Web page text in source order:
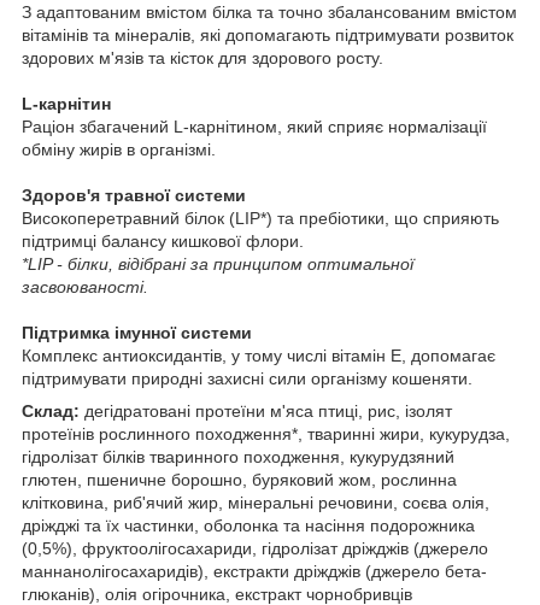
З адаптованим вмістом білка та точно збалансованим вмістом
вітамінів та мінералів, які допомагають підтримувати розвиток
здорових м'язів та кісток для здорового росту.
L-карнітин
Раціон збагачений L-карнітином, який сприяє нормалізації
обміну жирів в організмі.
Здоров'я травної системи
Високоперетравний білок (LIP*) та пребіотики, що сприяють
підтримці балансу кишкової флори.
*LIP - білки, відібрані за принципом оптимальної
засвоюваності.
Підтримка імунної системи
Комплекс антиоксидантів, у тому числі вітамін Е, допомагає
підтримувати природні захисні сили організму кошеняти.
Склад: дегідратовані протеїни м'яса птиці, рис, ізолят
протеїнів рослинного походження*, тваринні жири, кукурудза,
гідролізат білків тваринного походження, кукурудзяний
глютен, пшеничне борошно, буряковий жом, рослинна
клітковина, риб'ячий жир, мінеральні речовини, соєва олія,
дріжджі та їх частинки, оболонка та насіння подорожника
(0,5%), фруктоолігосахариди, гідролізат дріжджів (джерело
маннанолігосахаридів), екстракти дріжджів (джерело бета-
глюканів), олія огірочника, екстракт чорнобривців